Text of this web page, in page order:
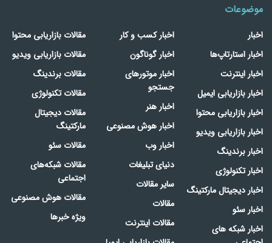
موضوعات
اخبار
اخبار استارتاپ‌ها
اخبار اینترنت
اخبار بازاریابی ایمیل
اخبار بازاریابی محتوا
اخبار بازاریابی ویدیو
اخبار برندینگ
اخبار تکنولوژی
اخبار دیجیتال مارکتینگ
اخبار سئو
اخبار شبکه های
اخبار کسب و کار
اخبار گوناگون
اخبار موتورهای
جستجو
اخبار هنر
اخبار هوش مصنوعی
اخبار وب
دنیای تبلیغات
سایر مقالات
مقالات
مقالات اینترنت
مقالات بازاریابی محتوا
مقالات بازاریابی ویدیو
مقالات برندینگ
مقالات تکنولوژی
مقالات دیجیتال
مارکتینگ
مقالات سئو
مقالات شبکه‌های
اجتماعی
مقالات هوش مصنوعی
ویژه خبرها